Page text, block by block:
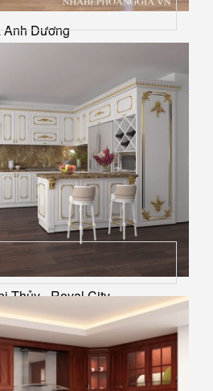
Anh Dương
Thủy - Royal City